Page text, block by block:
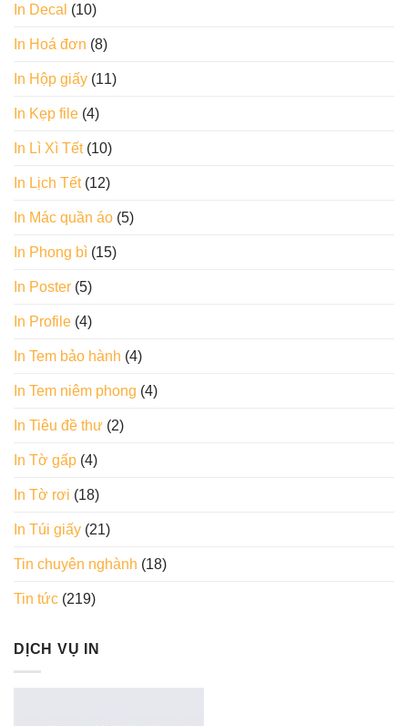
In Decal (10)
In Hoá đơn (8)
In Hộp giấy (11)
In Kẹp file (4)
In Lì Xì Tết(10)
In Lịch Tết(12)
In Mác quần áo (5)
In Phong bì (15)
In Poster (5)
In Profile (4)
In Tem bảo hành (4)
In Tem niêm phong (4)
In Tiêu đề thư (2)
In Tờ gấp (4)
In Tờ rơi (18)
In Túi giấy (21)
Tin chuyên nghành (18)
Tin tức (219)
DỊCH VỤ IN